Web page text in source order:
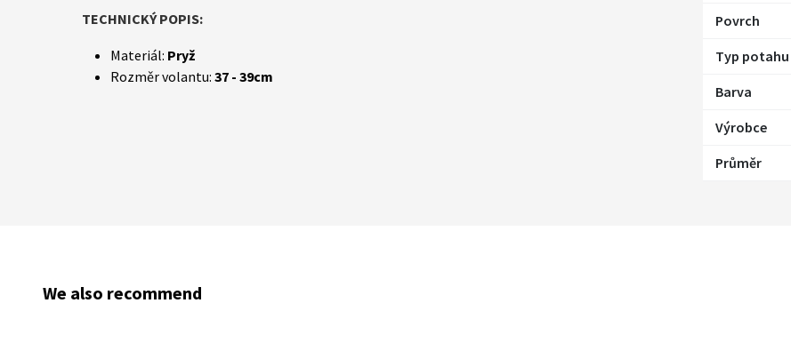
TECHNICKÝ POPIS:
Materiál: Pryž
Rozměr volantu: 37 - 39cm
Povrch
Typ potahu
Barva
Výrobce
Průměr
We also recommend